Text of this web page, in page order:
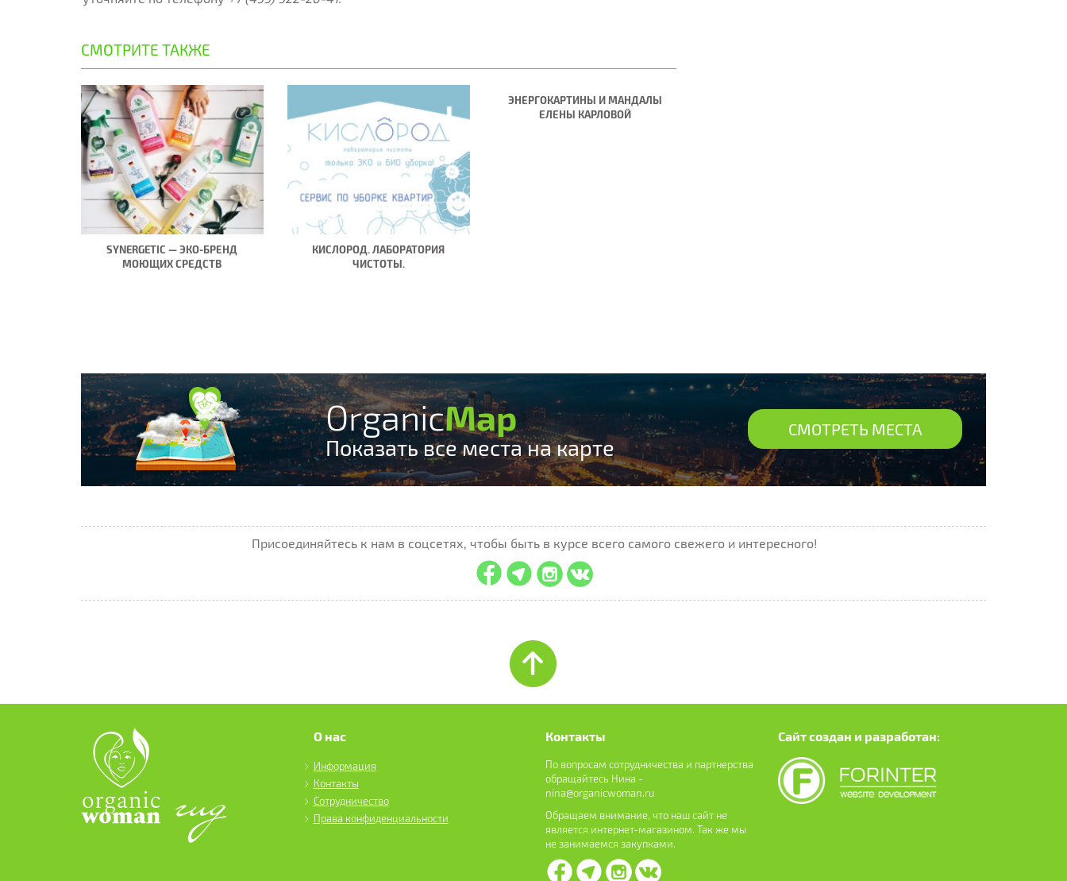
СМОТРИТЕ ТАКЖЕ
SYNERGETIC — ЭКО-БРЕНД
МОЮЩИХ СРЕДСТВ
КИСЛОРОД. ЛАБОРАТОРИЯ
ЧИСТОТЫ.
ЭНЕРГОКАРТИНЫ И МАНДАЛЫ
ЕЛЕНЫ КАРЛОВОЙ
OrganicMap
Показать все места на карте
СМОТРЕТЬ МЕСТА
Присоединяйтесь к нам в соцсетях, чтобы быть в курсе всего самого свежего и интересного!
О нас
Информация
Контакты
Сотрудничество
Права конфиденциальности
Контакты
По вопросам сотрудничества и партнерства
обращайтесь Нина -
nina@organicwoman.ru
Обращаем внимание, что наш сайт не
является интернет-магазином. Так же мы
не занимаемся закупками.
Сайт создан и разработан: